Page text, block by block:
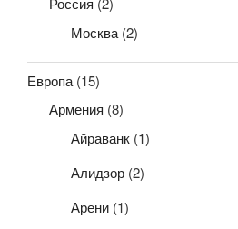
Москва (2)
Европа (15)
Армения (8)
Айраванк (1)
Алидзор (2)
Арени (1)